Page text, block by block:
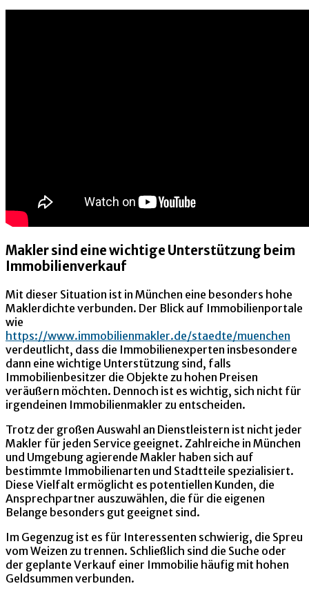
Makler sind eine wichtige Unterstützung beim
Immobilienverkauf
Mit dieser Situation ist in München eine besonders hohe
Maklerdichte verbunden. Der Blick auf Immobilienportale
wie
https://www.immobilienmakler.de/staedte/muenchen
verdeutlicht, dass die Immobilienexperten insbesondere
dann eine wichtige Unterstützung sind, falls
Immobilienbesitzer die Objekte zu hohen Preisen
veräußern möchten. Dennoch ist es wichtig, sich nicht für
irgendeinen Immobilienmakler zu entscheiden.
Trotz der großen Auswahl an Dienstleistern ist nicht jeder
Makler für jeden Service geeignet. Zahlreiche in München
und Umgebung agierende Makler haben sich auf
bestimmte Immobilienarten und Stadtteile spezialisiert.
Diese Vielfalt ermöglicht es potentiellen Kunden, die
Ansprechpartner auszuwählen, die für die eigenen
Belange besonders gut geeignet sind.
Im Gegenzug ist es für Interessenten schwierig, die Spreu
vom Weizen zu trennen. Schließlich sind die Suche oder
der geplante Verkauf einer Immobilie häufig mit hohen
Geldsummen verbunden.